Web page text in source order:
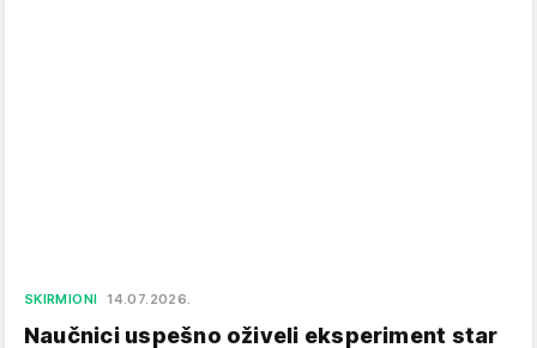
SKIRMIONI 14.07.2026.
Naučnici uspešno oživeli eksperiment star